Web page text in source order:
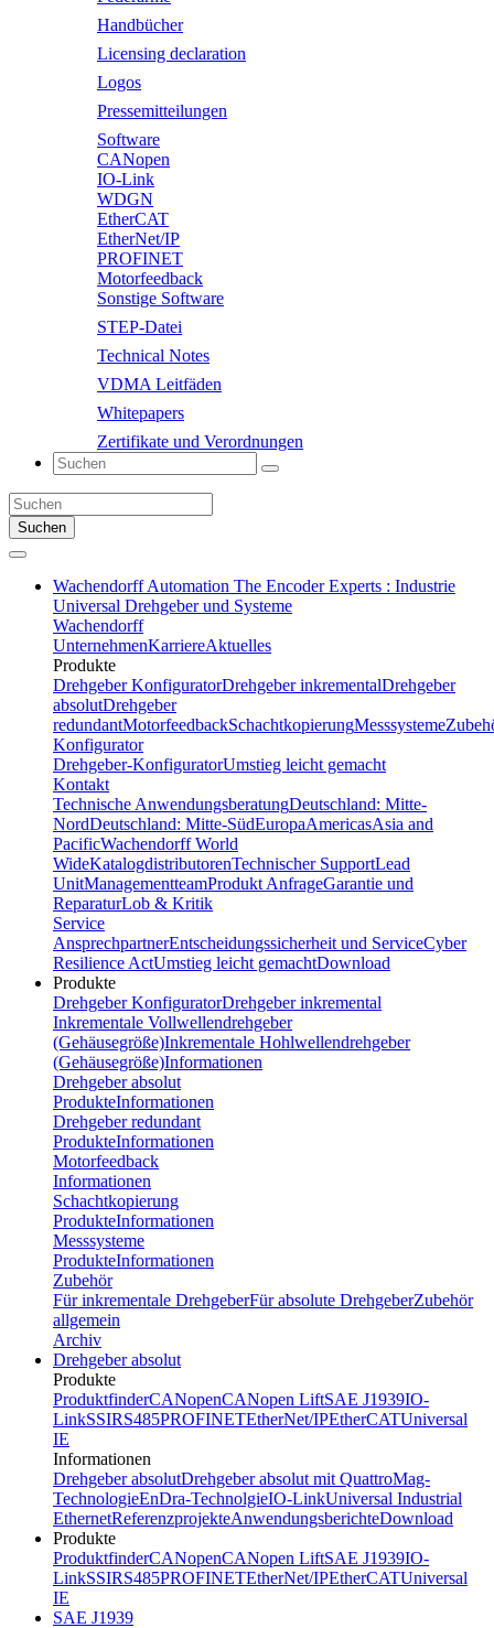
Handbücher
Licensing declaration
Logos
Pressemitteilungen
Software
CANopen
IO-Link
WDGN
EtherCAT
EtherNet/IP
PROFINET
Motorfeedback
Sonstige Software
STEP-Datei
Technical Notes
VDMA Leitfäden
Whitepapers
Zertifikate und Verordnungen
Suchen
Wachendorff Automation The Encoder Experts : Industrie
Universal Drehgeber und Systeme
Wachendorff
UnternehmenKarriereAktuelles
Produkte
Drehgeber KonfiguratorDrehgeber inkrementalDrehgeber
absolutDrehgeber
redundantMotorfeedbackSchachtkopierungMesssysteme
Konfigurator
Drehgeber-KonfiguratorUmstieg leicht gemacht
Kontakt
Technische AnwendungsberatungDeutschland: Mitte-
NordDeutschland: Mitte-SüdEuropaAmericasAsia and
PacificWachendorff World
WideKatalogdistributorenTechnischer SupportLead
UnitManagementteamProdukt AnfrageGarantie und
ReparaturLob & Kritik
Service
AnsprechpartnerEntscheidungssicherheit und ServiceCyber
Resilience ActUmstieg leicht gemachtDownload
Produkte
Drehgeber KonfiguratorDrehgeber inkremental
Inkrementale Vollwellendrehgeber
(Gehäusegröße)Inkrementale Hohlwellendrehgeber
(Gehäusegröße)Informationen
Drehgeber absolut
ProdukteInformationen
Drehgeber redundant
ProdukteInformationen
Motorfeedback
Informationen
Schachtkopierung
ProdukteInformationen
Messsysteme
ProdukteInformationen
Zubehör
Für inkrementale DrehgeberFür absolute DrehgeberZubehör
allgemein
Archiv
Drehgeber absolut
Produkte
ProduktfinderCANopenCANopen LiftSAE J1939IO-
LinkSSIRS485PROFINETEtherNet/IPEtherCATUniversal
IE
Informationen
Drehgeber absolutDrehgeber absolut mit QuattroMag-
TechnologieEnDra-TechnolgieIO-LinkUniversal Industrial
EthernetReferenzprojekteAnwendungsberichteDownload
Produkte
ProduktfinderCANopenCANopen LiftSAE J1939IO-
LinkSSIRS485PROFINETEtherNet/IPEtherCATUniversal
IE
SAE J1939